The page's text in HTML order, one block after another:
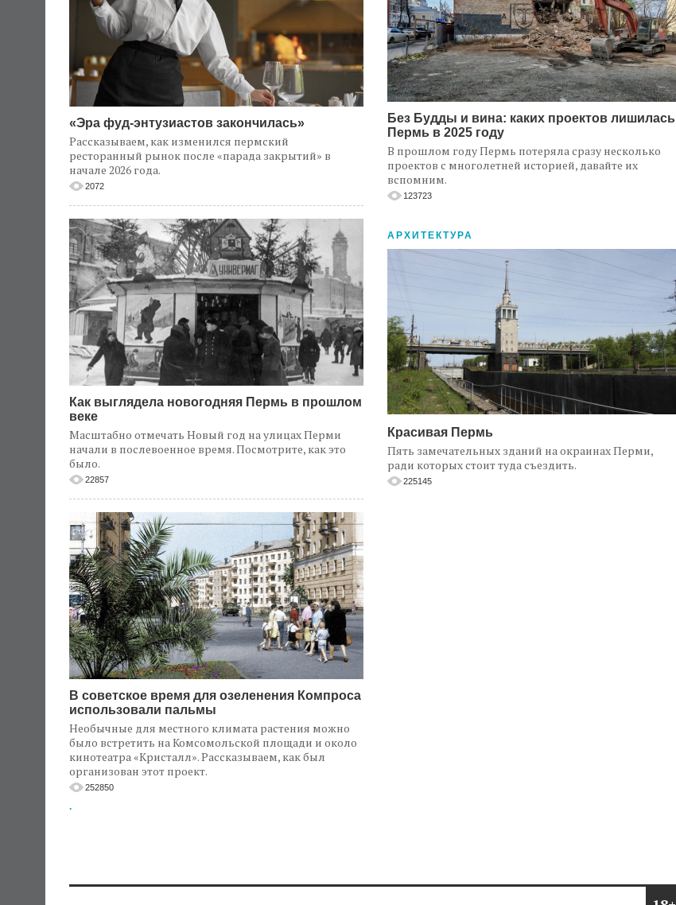
«Эра фуд-энтузиастов закончилась»
Рассказываем, как изменился пермский
ресторанный рынок после «парада закрытий» в
начале 2026 года.
2072
Как выглядела новогодняя Пермь в прошлом
веке
Масштабно отмечать Новый год на улицах Перми
начали в послевоенное время. Посмотрите, как это
было.
22857
В советское время для озеленения Компроса
использовали пальмы
Необычные для местного климата растения можно
было встретить на Комсомольской площади и около
кинотеатра «Кристалл». Рассказываем, как был
организован этот проект.
252850
.
Без Будды и вина: каких проектов лишилась
Пермь в 2025 году
В прошлом году Пермь потеряла сразу несколько
проектов с многолетней историей, давайте их
вспомним.
123723
АРХИТЕКТУРА
Красивая Пермь
Пять замечательных зданий на окраинах Перми,
ради которых стоит туда съездить.
225145